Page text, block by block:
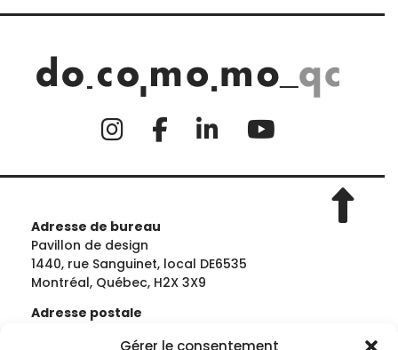
Gérer le consentement
Adresse de bureau
Pavillon de design
1440, rue Sanguinet, local DE6535
Montréal, Québec, H2X 3X9
Adresse postale